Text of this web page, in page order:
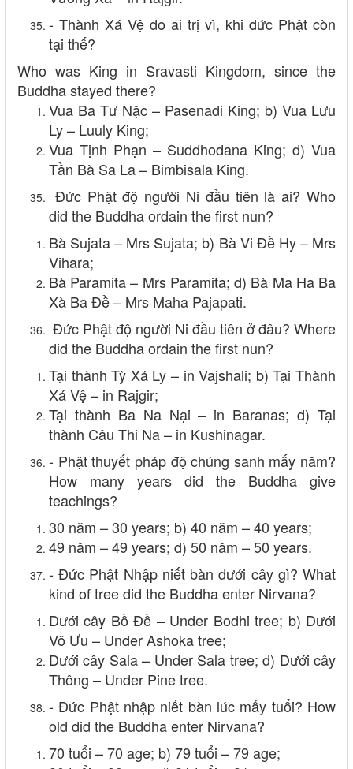
- Thành Xá Vệ do ai trị vì, khi đức Phật còn
tại thế?
Who was King in Sravasti Kingdom, since the
Buddha stayed there?
Vua Ba Tư Nặc – Pasenadi King; b) Vua Lưu
Ly – Luuly King;
Vua Tịnh Phạn – Suddhodana King; d) Vua
Tần Bà Sa La – Bimbisala King.
Đức Phật độ người Ni đầu tiên là ai? Who
did the Buddha ordain the first nun?
Bà Sujata – Mrs Sujata; b) Bà Vi Đề Hy – Mrs
Vihara;
Bà Paramita – Mrs Paramita; d) Bà Ma Ha Ba
Xà Ba Đề – Mrs Maha Pajapati.
Đức Phật độ người Ni đầu tiên ở đâu? Where
did the Buddha ordain the first nun?
Tại thành Tỳ Xá Ly – in Vajshali; b) Tại Thành
Xá Vệ – in Rajgir;
Tại thành Ba Na Nại – in Baranas; d) Tại
thành Câu Thi Na – in Kushinagar.
- Phật thuyết pháp độ chúng sanh mấy năm?
How many years did the Buddha give
teachings?
30 năm – 30 years; b) 40 năm – 40 years;
49 năm – 49 years; d) 50 năm – 50 years.
- Đức Phật Nhập niết bàn dưới cây gì? What
kind of tree did the Buddha enter Nirvana?
Dưới cây Bồ Đề – Under Bodhi tree; b) Dưới
Vô Ưu – Under Ashoka tree;
Dưới cây Sala – Under Sala tree; d) Dưới cây
Thông – Under Pine tree.
- Đức Phật nhập niết bàn lúc mấy tuổi? How
old did the Buddha enter Nirvana?
70 tuổi – 70 age; b) 79 tuổi – 79 age;